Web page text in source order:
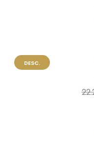
Poliéster, aperto
Túnica em sarja
DESC.